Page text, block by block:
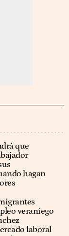
que
hagan
veraniego
laboral